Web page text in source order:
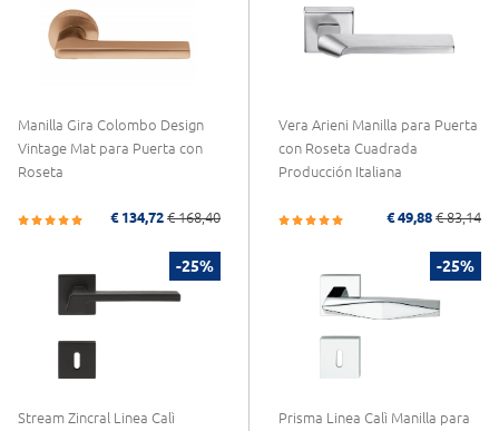
Manilla Gira Colombo Design
Vintage Mat para Puerta con
Roseta
€ 134,72 € 168,40
Vera Arieni Manilla para Puerta
con Roseta Cuadrada
Producción Italiana
€ 49,88 € 83,14
-25%
Stream Zincral Linea Calì
-25%
Prisma Linea Calì Manilla para